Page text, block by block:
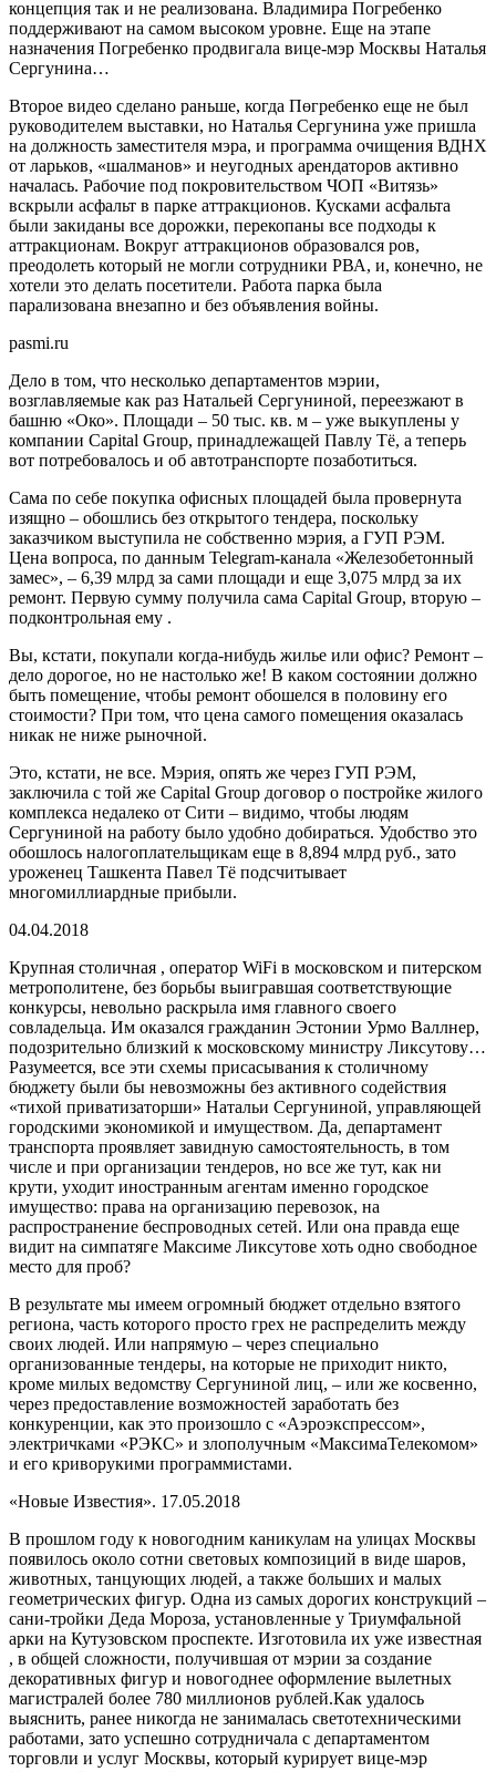
концепция так и не реализована. Владимира Погребенко
поддерживают на самом высоком уровне. Еще на этапе
назначения Погребенко продвигала вице-мэр Москвы Наталья
Сергунина…
Второе видео сделано раньше, когда Пөгребенко еще не был
руководителем выставки, но Наталья Сергунина уже пришла
на должность заместителя мэра, и программа очищения ВДНХ
от ларьков, «шалманов» и неугодных арендаторов активно
началась. Рабочие под покровительством ЧОП «Витязь»
вскрыли асфальт в парке аттракционов. Кусками асфальта
были закиданы все дорожки, перекопаны все подходы к
аттракционам. Вокруг аттракционов образовался ров,
преодолеть который не могли сотрудники РВА, и, конечно, не
хотели это делать посетители. Работа парка была
парализована внезапно и без объявления войны.
pasmi.ru
Дело в том, что несколько департаментов мэрии,
возглавляемые как раз Натальей Сергуниной, переезжают в
башню «Око». Площади – 50 тыс. кв. м – уже выкуплены у
компании Capital Group, принадлежащей Павлу Тё, а теперь
вот потребовалось и об автотранспорте позаботиться.
Сама по себе покупка офисных площадей была провернута
изящно – обошлись без открытого тендера, поскольку
заказчиком выступила не собственно мэрия, а ГУП РЭМ.
Цена вопроса, по данным Telegram-канала «Железобетонный
замес», – 6,39 млрд за сами площади и еще 3,075 млрд за их
ремонт. Первую сумму получила сама Capital Group, вторую –
подконтрольная ему .
Вы, кстати, покупали когда-нибудь жилье или офис? Ремонт –
дело дорогое, но не настолько же! В каком состоянии должно
быть помещение, чтобы ремонт обошелся в половину его
стоимости? При том, что цена самого помещения оказалась
никак не ниже рыночной.
Это, кстати, не все. Мэрия, опять же через ГУП РЭМ,
заключила с той же Capital Group договор о постройке жилого
комплекса недалеко от Сити – видимо, чтобы людям
Сергуниной на работу было удобно добираться. Удобство это
обошлось налогоплательщикам еще в 8,894 млрд руб., зато
уроженец Ташкента Павел Тё подсчитывает
многомиллиардные прибыли.
04.04.2018
Крупная столичная , оператор WiFi в московском и питерском
метрополитене, без борьбы выигравшая соответствующие
конкурсы, невольно раскрыла имя главного своего
совладельца. Им оказался гражданин Эстонии Урмо Валлнер,
подозрительно близкий к московскому министру Ликсутову…
Разумеется, все эти схемы присасывания к столичному
бюджету были бы невозможны без активного содействия
«тихой приватизаторши» Натальи Сергуниной, управляющей
городскими экономикой и имуществом. Да, департамент
транспорта проявляет завидную самостоятельность, в том
числе и при организации тендеров, но все же тут, как ни
крути, уходит иностранным агентам именно городское
имущество: права на организацию перевозок, на
распространение беспроводных сетей. Или она правда еще
видит на симпатяге Максиме Ликсутове хоть одно свободное
место для проб?
В результате мы имеем огромный бюджет отдельно взятого
региона, часть которого просто грех не распределить между
своих людей. Или напрямую – через специально
организованные тендеры, на которые не приходит никто,
кроме милых ведомству Сергуниной лиц, – или же косвенно,
через предоставление возможностей заработать без
конкуренции, как это произошло с «Аэроэкспрессом»,
электричками «РЭКС» и злополучным «МаксимаТелекомом»
и его криворукими программистами.
«Новые Известия». 17.05.2018
В прошлом году к новогодним каникулам на улицах Москвы
появилось около сотни световых композиций в виде шаров,
животных, танцующих людей, а также больших и малых
геометрических фигур. Одна из самых дорогих конструкций –
сани-тройки Деда Мороза, установленные у Триумфальной
арки на Кутузовском проспекте. Изготовила их уже известная
, в общей сложности, получившая от мэрии за создание
декоративных фигур и новогоднее оформление вылетных
магистралей более 780 миллионов рублей.Как удалось
выяснить, ранее никогда не занималась светотехническими
работами, зато успешно сотрудничала с департаментом
торговли и услуг Москвы, который курирует вице-мэр